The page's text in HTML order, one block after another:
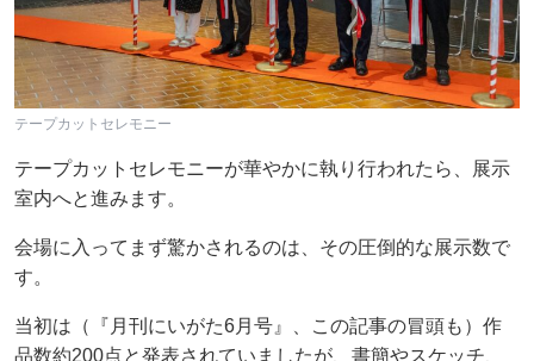
テープカットセレモニー
テープカットセレモニーが華やかに執り行われたら、展示
室内へと進みます。
会場に入ってまず驚かされるのは、その圧倒的な展示数で
す。
当初は（『月刊にいがた6月号』、この記事の冒頭も）作
品数約200点と発表されていましたが、書簡やスケッチ、